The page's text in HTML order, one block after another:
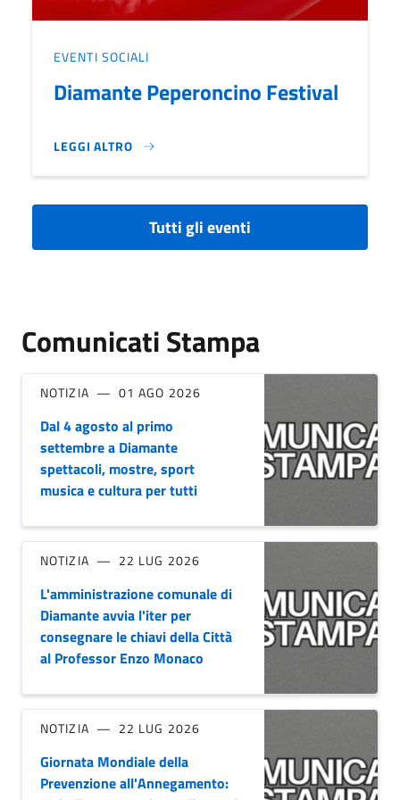
EVENTI SOCIALI
Diamante Peperoncino Festival
LEGGI ALTRO
DIAMANTE PEPERONCINO FESTIVAL}
Tutti gli eventi
Comunicati Stampa
NOTIZIA 01 AGO 2026
Dal 4 agosto al primo
settembre a Diamante
spettacoli, mostre, sport
musica e cultura per tutti
NOTIZIA 22 LUG 2026
L'amministrazione comunale di
Diamante avvia l'iter per
consegnare le chiavi della Città
al Professor Enzo Monaco
NOTIZIA 22 LUG 2026
Giornata Mondiale della
Prevenzione all'Annegamento: